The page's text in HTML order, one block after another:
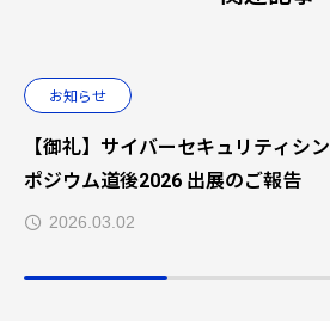
お知らせ
【御礼】サイバーセキュリティシン
ポジウム道後2026 出展のご報告
2026.03.02